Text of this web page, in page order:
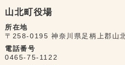
山北町役場
所在地
〒258-0195 神奈川県足柄上郡山
電話番号
0465-75-1122